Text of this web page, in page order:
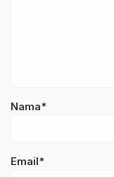
Nama*
Email*